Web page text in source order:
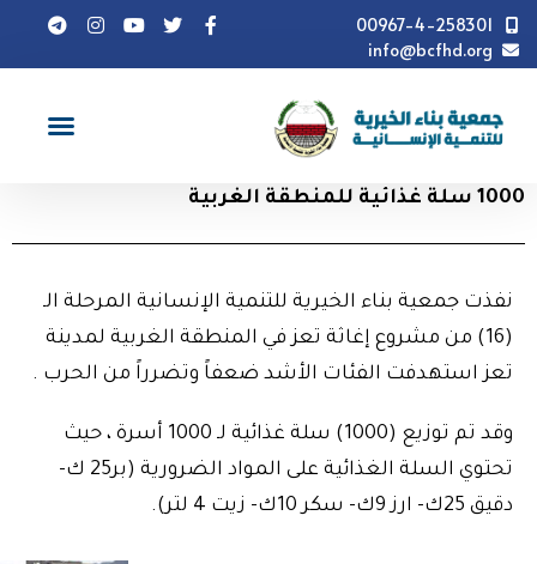
00967-4-258301
info@bcfhd.org
أخبار 1000 سلة غذائية للمنطقة الغربية
1000 سلة غذائية للمنطقة الغربية
نفذت جمعية بناء الخيرية للتنمية الإنسانية المرحلة الـ
(16) من مشروع إغاثة تعز في المنطقة الغربية لمدينة
تعز استهدفت الفئات الأشد ضعفاً وتضرراً من الحرب .
وقد تم توزيع (1000) سلة غذائية لـ 1000 أسرة ، حيث
تحتوي السلة الغذائية على المواد الضرورية (بر25 ك-
دقيق 25ك- ارز 9ك- سكر 10ك- زيت 4 لتر).